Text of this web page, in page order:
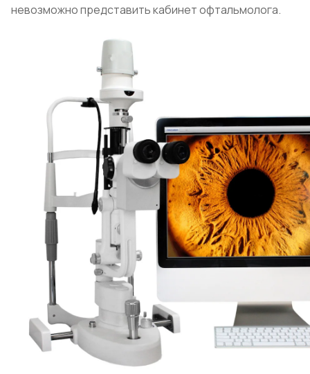
невозможно представить кабинет офтальмолога.